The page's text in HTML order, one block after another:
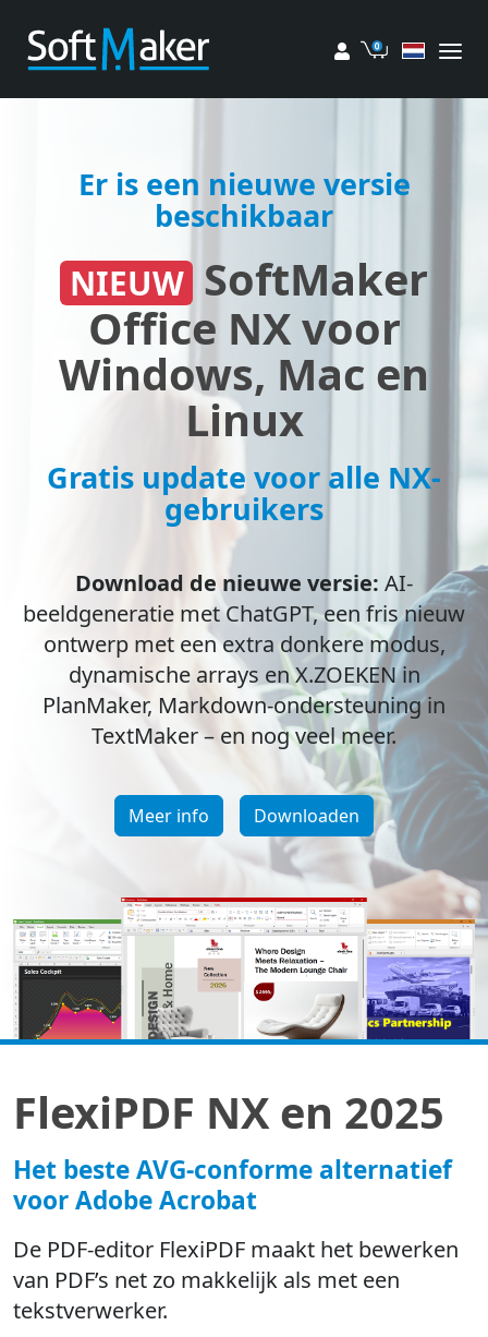
Mijn account
Er is een nieuwe versie
beschikbaar
NIEUW SoftMaker
Office NX voor
Windows, Mac en
Linux
Gratis update voor alle NX-
gebruikers
Download de nieuwe versie: AI-
beeldgeneratie met ChatGPT, een fris nieuw
ontwerp met een extra donkere modus,
dynamische arrays en X.ZOEKEN in
PlanMaker, Markdown-ondersteuning in
TextMaker – en nog veel meer.
Meer info Downloaden
FlexiPDF NX en 2025
Het beste AVG-conforme alternatief
voor Adobe Acrobat
De PDF-editor FlexiPDF maakt het bewerken
van PDF’s net zo makkelijk als met een
tekstverwerker.